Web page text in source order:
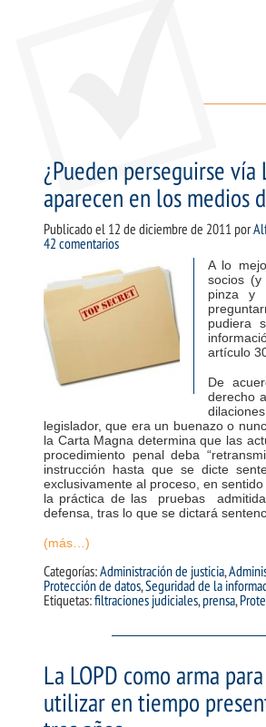
¿Pueden perseguirse
aparecen en los medios
Publicado el 12 de diciembre de 2011 por
42 comentarios
A lo
socios (y
pinza y
pudiera
artículo
De
derecho
legislador, que era un buenazo o
la Carta Magna determina que las
procedimiento penal deba
instrucción hasta que se dicte
exclusivamente al proceso, en
la práctica de las pruebas
defensa, tras lo que se dictará
(más…)
Categorías:Administración de justicia,
Protección de datos,Seguridad de la
Etiquetas:filtraciones judiciales,prensa,
La LOPD como arma
utilizar en tiempo